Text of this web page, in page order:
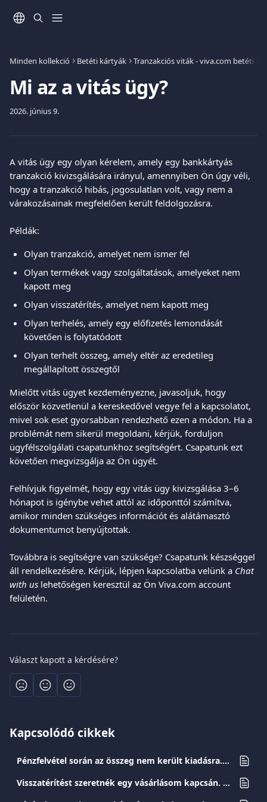
Minden kollekció Betéti kártyák Tranzakciós viták - viva.com betéti
Mi az a vitás ügy?
2026. június 9.
A vitás ügy egy olyan kérelem, amely egy bankkártyás
tranzakció kivizsgálására irányul, amennyiben Ön úgy véli,
hogy a tranzakció hibás, jogosulatlan volt, vagy nem a
várakozásainak megfelelően került feldolgozásra.
Példák:
Olyan tranzakció, amelyet nem ismer fel
Olyan termékek vagy szolgáltatások, amelyeket nem
kapott meg
Olyan visszatérítés, amelyet nem kapott meg
Olyan terhelés, amely egy előfizetés lemondását
követően is folytatódott
Olyan terhelt összeg, amely eltér az eredetileg
megállapított összegtől
Mielőtt vitás ügyet kezdeményezne, javasoljuk, hogy
először közvetlenül a kereskedővel vegye fel a kapcsolatot,
mivel sok eset gyorsabban rendezhető ezen a módon. Ha a
problémát nem sikerül megoldani, kérjük, forduljon
ügyfélszolgálati csapatunkhoz segítségért. Csapatunk ezt
követően megvizsgálja az Ön ügyét.
Felhívjuk figyelmét, hogy egy vitás ügy kivizsgálása 3–6
hónapot is igénybe vehet attól az időponttól számítva,
amikor minden szükséges információt és alátámasztó
dokumentumot benyújtottak.
Továbbra is segítségre van szüksége? Csapatunk készséggel
áll rendelkezésére. Kérjük, lépjen kapcsolatba velünk a Chat
with us lehetőségen keresztül az Ön Viva.com account
felületén.
Választ kapott a kérdésére?
Kapcsolódó cikkek
Pénzfelvétel során az összeg nem került kiadásra. Mi a teendőm?
Visszatérítést szeretnék egy vásárlásom kapcsán. Mi a teendőm?